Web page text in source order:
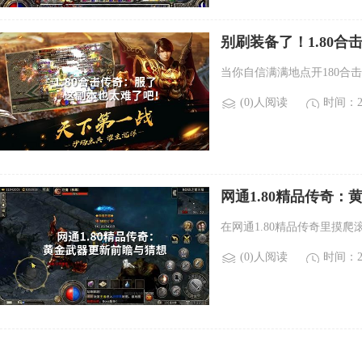
别刷装备了！1.80合
当你自信满满地点开180合
(0)人阅读 时间：
网通1.80精品传奇：
在网通1.80精品传奇里摸爬
(0)人阅读 时间：